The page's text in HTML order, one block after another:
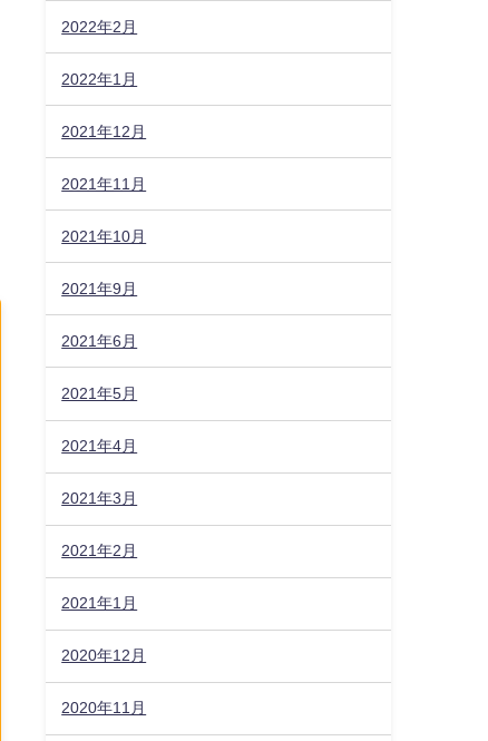
2022年2月
2022年1月
2021年12月
2021年11月
2021年10月
2021年9月
2021年6月
2021年5月
2021年4月
2021年3月
2021年2月
2021年1月
2020年12月
2020年11月